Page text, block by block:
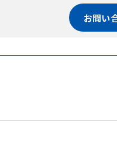
お問い